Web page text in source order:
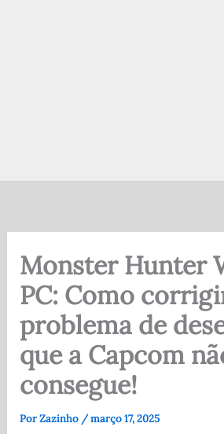
Monster Hunter
PC: Como
problema de
que a Capcom
consegue!
PorZazinho /março 17, 2025